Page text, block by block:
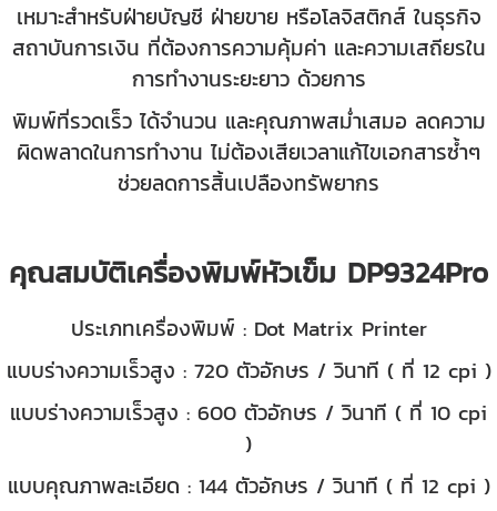
เหมาะสำหรับฝ่ายบัญชี ฝ่ายขาย หรือโลจิสติกส์ ในธุรกิจ
สถาบันการเงิน ที่ต้องการความคุ้มค่า และความเสถียรใน
การทำงานระยะยาว ด้วยการ
พิมพ์ที่รวดเร็ว ได้จำนวน และคุณภาพสม่ำเสมอ ลดความ
ผิดพลาดในการทำงาน ไม่ต้องเสียเวลาแก้ไขเอกสารซ้ำๆ
ช่วยลดการสิ้นเปลืองทรัพยากร
คุณสมบัติเครื่องพิมพ์หัวเข็ม DP9324Pro
ประเภทเครื่องพิมพ์ : Dot Matrix Printer
แบบร่างความเร็วสูง : 720 ตัวอักษร / วินาที ( ที่ 12 cpi )
แบบร่างความเร็วสูง : 600 ตัวอักษร / วินาที ( ที่ 10 cpi
)
แบบคุณภาพละเอียด : 144 ตัวอักษร / วินาที ( ที่ 12 cpi )